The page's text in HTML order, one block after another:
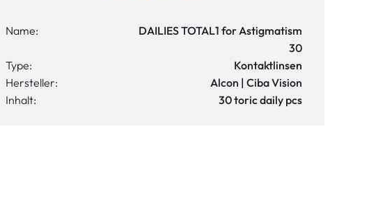
Name:
DAILIES TOTAL1 for Astigmatism
30
Type:
Kontaktlinsen
Hersteller:
Alcon | Ciba Vision
Inhalt:
30 toric daily pcs